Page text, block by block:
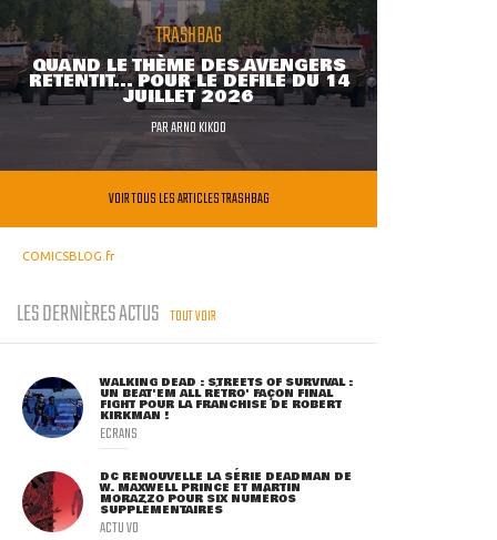
TRASHBAG
QUAND LE THÈME DES AVENGERS
RETENTIT... POUR LE DÉFILÉ DU 14
JUILLET 2026
PARARNO KIKOO
VOIR TOUS LES ARTICLES TRASHBAG
COMICSBLOG.fr
LES DERNIÈRES ACTUS TOUT VOIR
WALKING DEAD : STREETS OF SURVIVAL :
UN BEAT'EM ALL RÉTRO' FAÇON FINAL
FIGHT POUR LA FRANCHISE DE ROBERT
KIRKMAN !
ECRANS
DC RENOUVELLE LA SÉRIE DEADMAN DE
W. MAXWELL PRINCE ET MARTIN
MORAZZO POUR SIX NUMÉROS
SUPPLÉMENTAIRES
ACTU VO